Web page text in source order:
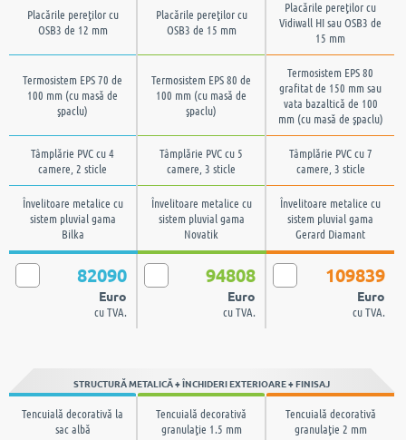
Placările pereţilor cu
OSB3 de 12 mm
Placările pereţilor cu
OSB3 de 15 mm
Placările pereţilor cu
Vidiwall HI sau OSB3 de
15 mm
Termosistem EPS 70 de
100 mm (cu masă de
şpaclu)
Termosistem EPS 80 de
100 mm (cu masă de
şpaclu)
Termosistem EPS 80
grafitat de 150 mm sau
vata bazaltică de 100
mm (cu masă de şpaclu)
Tâmplărie PVC cu 4
camere, 2 sticle
Tâmplărie PVC cu 5
camere, 3 sticle
Tâmplărie PVC cu 7
camere, 3 sticle
Învelitoare metalice cu
sistem pluvial gama
Bilka
Învelitoare metalice cu
sistem pluvial gama
Novatik
Învelitoare metalice cu
sistem pluvial gama
Gerard Diamant
82090
Euro
cu TVA.
94808
Euro
cu TVA.
109839
Euro
cu TVA.
STRUCTURĂ METALICĂ + ÎNCHIDERI EXTERIOARE + FINISAJ
Tencuială decorativă la
sac albă
Tencuială decorativă
granulaţie 1.5 mm
Tencuială decorativă
granulaţie 2 mm